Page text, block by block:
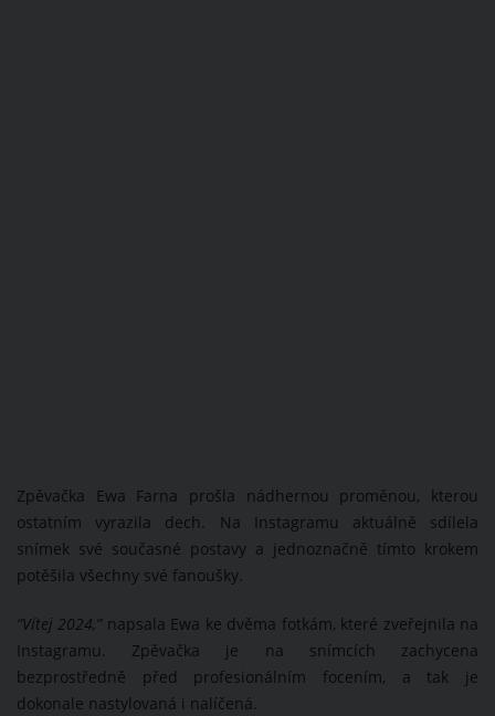
Zpěvačka Ewa Farna prošla nádhernou proměnou, kterou
ostatním vyrazila dech. Na Instagramu aktuálně sdílela
snímek své současné postavy a jednoznačně tímto krokem
potěšila všechny své fanoušky.
“Vítej 2024,”napsala Ewa ke dvěma fotkám, které zveřejnila na
Instagramu. Zpěvačka je na snímcích zachycena
bezprostředně před profesionálním focením, a tak je
dokonale nastylovaná i nalíčená.